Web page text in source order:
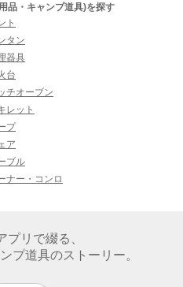
品・キャンプ道具)を探す
ト
タン
器具
台
チオーブン
レット
プ
ア
ブル
ナー・コンロ
プリで綴る、
プ道具のストーリー。